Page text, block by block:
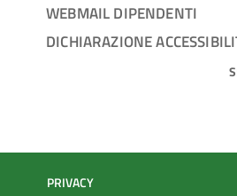
WEBMAIL DIPENDENTI
DICHIARAZIONE
PRIVACY